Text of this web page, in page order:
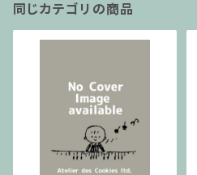
同じカテゴリの商品